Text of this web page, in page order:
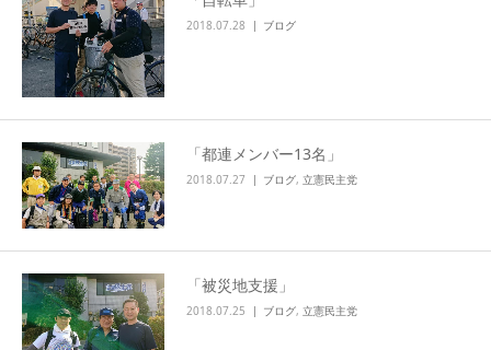
2018.07.28 ブログ
「都連メンバー13名」
2018.07.27 ブログ, 立憲民主党
「被災地支援」
2018.07.25 ブログ, 立憲民主党